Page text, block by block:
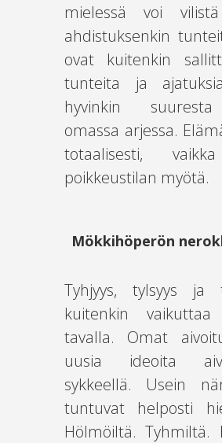
mielessä voi
ahdistuksenkin
ovat kuitenkin
tunteita ja
hyvinkin
omassa arjessa.
totaalisesti,
poikkeustilan myötä.
Mökkihöperön
Tyhjyys, tylsyys ja
kuitenkin
tavalla. Omat
uusia ideoita
sykkeellä. Usein
tuntuvat helposti
Hölmöiltä. Tyhmiltä.